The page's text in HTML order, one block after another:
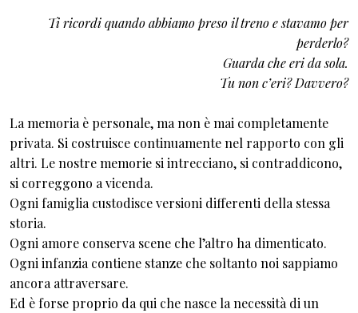
Ti ricordi quando abbiamo preso il treno e stavamo per
perderlo?
Guarda che eri da sola.
Tu non c’eri? Davvero?
La memoria è personale, ma non è mai completamente
privata. Si costruisce continuamente nel rapporto con gli
altri. Le nostre memorie si intrecciano, si contraddicono,
si correggono a vicenda.
Ogni famiglia custodisce versioni differenti della stessa
storia.
Ogni amore conserva scene che l’altro ha dimenticato.
Ogni infanzia contiene stanze che soltanto noi sappiamo
ancora attraversare.
Ed è forse proprio da qui che nasce la necessità di un